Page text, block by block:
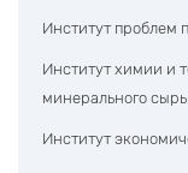
Институт проблем
Институт химии и
минерального
Институт